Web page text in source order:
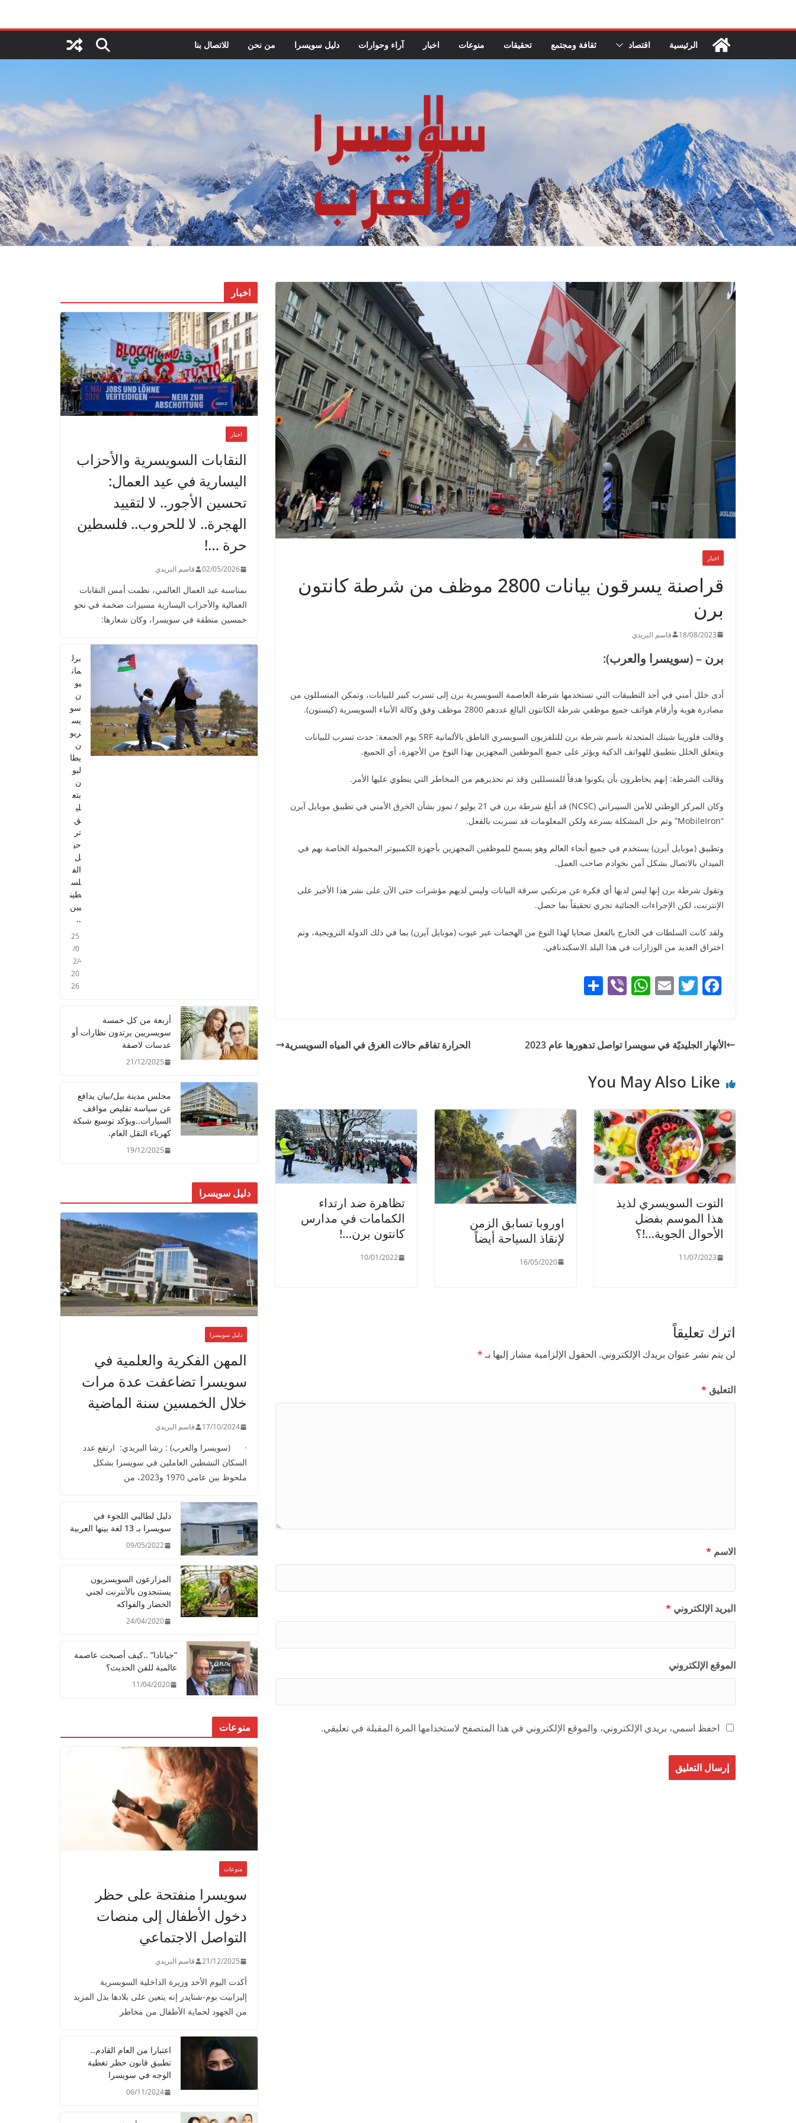
الرئيسية اقتصاد ثقافة ومجتمع تحقيقات منوعات اخبار آراء وحوارات دليل سويسرا من نحن للاتصال بنا
اخبار
قراصنة يسرقون بيانات 2800 موظف من شرطة كانتون
برن
18/08/2023 قاسم البريدي
برن – (سويسرا والعرب):
أدى خلل أمني في أحد التطبيقات التي تستخدمها شرطة العاصمة السويسرية برن إلى تسرب كبير للبيانات، وتمكن المتسللون من
مصادرة هوية وأرقام هواتف جميع موظفي شرطة الكانتون البالغ عددهم 2800 موظف وفق وكالة الأنباء السويسرية (كيستون).
وقالت فلورينا شينك المتحدثة باسم شرطة برن للتلفزيون السويسري الناطق بالألمانية SRF يوم الجمعة: حدث تسرب للبيانات
ويتعلق الخلل بتطبيق للهواتف الذكية ويؤثر على جميع الموظفين المجهزين بهذا النوع من الأجهزة، أي الجميع.
وقالت الشرطة: إنهم يخاطرون بأن يكونوا هدفاً للمتسللين وقد تم تحذيرهم من المخاطر التي ينطوي عليها الأمر.
وكان المركز الوطني للأمن السيبراني (NCSC) قد أبلغ شرطة برن في 21 يوليو / تموز بشأن الخرق الأمني ​​في تطبيق موبايل آيرن
“MobileIron” وتم حل المشكلة بسرعة ولكن المعلومات قد تسربت بالفعل.
وتطبيق (موبايل آيرن) يستخدم في جميع أنحاء العالم وهو يسمح للموظفين المجهزين بأجهزة الكمبيوتر المحمولة الخاصة بهم في
الميدان بالاتصال بشكل آمن بخوادم صاحب العمل.
وتقول شرطة برن إنها ليس لديها أي فكرة عن مرتكبي سرقة البيانات وليس لديهم مؤشرات حتى الآن على نشر هذا الأخير على
الإنترنت، لكن الإجراءات الجنائية تجري تحقيقاً بما حصل.
ولقد كانت السلطات في الخارج بالفعل ضحايا لهذا النوع من الهجمات عبر عيوب (موبايل آيرن) بما في ذلك الدولة النرويجية، وتم
اختراق العديد من الوزارات في هذا البلد الاسكندنافي.
N
o
h
t
’
s
t
a
e
n
r
e
t
h
t
r
n
o
r
m
i
a
i
t
F
e
o
k
T
er
E
l
W
s
p
Vi
e
الأنهار الجليديّة في سويسرا تواصل تدهورها عام 2023 الحرارة تفاقم حالات الغرق في المياه السويسرية
You May Also Like
التوت السويسري لذيذ
هذا الموسم بفضل
الأحوال الجوية…!؟
11/07/2023
اوروبا تسابق الزمن
لإنقاذ السياحة أيضاً
16/05/2020
تظاهرة ضد ارتداء
الكمامات في مدارس
كانتون برن…!
10/01/2022
اترك تعليقاً
لن يتم نشر عنوان بريدك الإلكتروني. الحقول الإلزامية مشار إليها بـ*
التعليق *
الاسم *
البريد الإلكتروني *
الموقع الإلكتروني
احفظ اسمي، بريدي الإلكتروني، والموقع الإلكتروني في هذا المتصفح لاستخدامها المرة المقبلة في تعليقي.
اخبار
اخبار
النقابات السويسرية والأحزاب
اليسارية في عيد العمال:
تحسين الأجور.. لا لتقييد
الهجرة.. لا للحروب.. فلسطين
حرة …!
02/05/2026 قاسم البريدي
بمناسبة عيد العمال العالمي، نظمت أمس النقابات
العمالية والأحزاب اليسارية مسيرات ضخمة في نحو
خمسين منطقة في سويسرا، وكان شعارها:
برل
مان
يو
ن
سو
يس
ريو
ن
يطا
لبو
ن
بتع
لي
ق
تر
حي
ل
الف
لس
طين
يين
..
25
/0
2/
20
26
أربعة من كل خمسة
سويسريين يرتدون نظارات أو
عدسات لاصقة
21/12/2025
مجلس مدينة بيل/بيان يدافع
عن سياسة تقليص مواقف
السيارات..ويؤكد توسيع شبكة
كهرباء النقل العام.
19/12/2025
دليل سويسرا
دليل سويسرا
المهن الفكرية والعلمية في
سويسرا تضاعفت عدة مرات
خلال الخمسين سنة الماضية
17/10/2024 قاسم البريدي
· (سويسرا والعرب) : رشا البريدي: ارتفع عدد
السكان النشطين العاملين في سويسرا بشكل
ملحوظ بين عامي 1970 و2023، من
دليل لطالبي اللجوء في
سويسرا بـ 13 لغة بينها العربية
09/05/2022
المزارعون السويسريون
يستنجدون بالأنترنت لجني
الخضار والفواكه
24/04/2020
“جيانادا” ..كيف أصبحت عاصمة
عالمية للفن الحديث؟
11/04/2020
منوعات
منوعات
سويسرا منفتحة على حظر
دخول الأطفال إلى منصات
التواصل الاجتماعي
21/12/2025 قاسم البريدي
أكدت اليوم الأحد وزيرة الداخلية السويسرية
إليزابيت بوم-شنايدر إنه يتعين على بلادها بذل المزيد
من الجهود لحماية الأطفال من مخاطر
اعتبارا من العام القادم..
تطبيق قانون حظر تغطية
الوجه في سويسرا
06/11/2024